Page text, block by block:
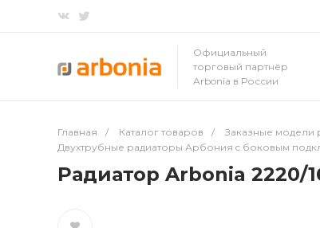
Официальный
торговый партнёр
Arbonia в России
Главная / Каталог товаров / Заказные модели
Двухтрубные радиаторы Арбония c боковым
Радиатор Arbonia 2220/